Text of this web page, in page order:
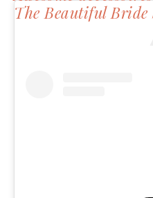
The Beautiful Bride